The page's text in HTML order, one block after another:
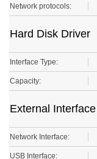
Interface Type:
Capacity:
Network Interface:
USB Interface: